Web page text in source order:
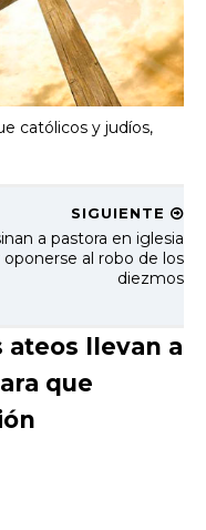
católicos y judíos,
SIGUIENTE
a pastora en iglesia
oponerse al robo de los
diezmos
ateos llevan a
que